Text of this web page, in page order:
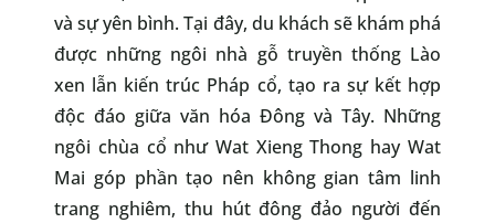
và sự yên bình. Tại đây, du khách sẽ khám phá
được những ngôi nhà gỗ truyền thống Lào
xen lẫn kiến trúc Pháp cổ, tạo ra sự kết hợp
độc đáo giữa văn hóa Đông và Tây. Những
ngôi chùa cổ như Wat Xieng Thong hay Wat
Mai góp phần tạo nên không gian tâm linh
trang nghiêm, thu hút đông đảo người đến